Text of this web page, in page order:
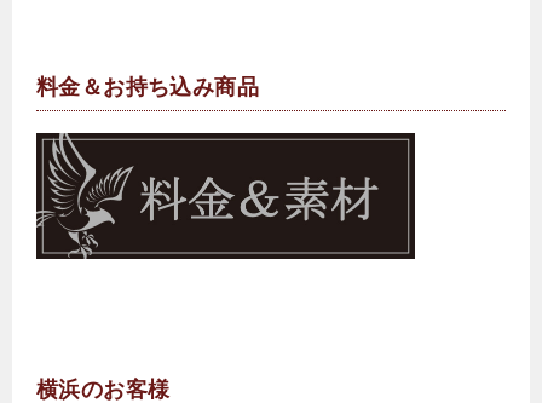
料金＆お持ち込み商品
横浜のお客様